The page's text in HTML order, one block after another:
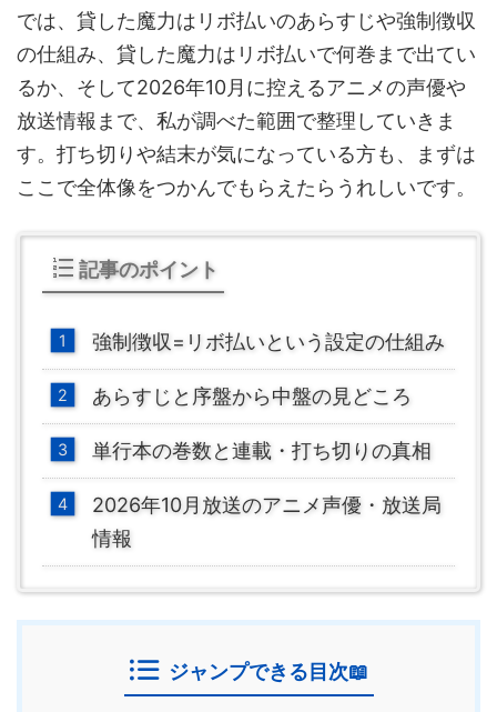
では、貸した魔力はリボ払いのあらすじや強制徴収
の仕組み、貸した魔力はリボ払いで何巻まで出てい
るか、そして2026年10月に控えるアニメの声優や
放送情報まで、私が調べた範囲で整理していきま
す。打ち切りや結末が気になっている方も、まずは
ここで全体像をつかんでもらえたらうれしいです。
記事のポイント
強制徴収=リボ払いという設定の仕組み
あらすじと序盤から中盤の見どころ
単行本の巻数と連載・打ち切りの真相
2026年10月放送のアニメ声優・放送局
情報
ジャンプできる目次📖